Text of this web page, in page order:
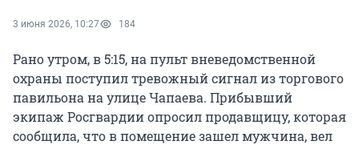
3 июня 2026, 10:27 184
Рано утром, в 5:15, на пульт вневедомственной
охраны поступил тревожный сигнал из торгового
павильона на улице Чапаева. Прибывший
экипаж Росгвардии опросил продавщицу, которая
сообщила, что в помещение зашел мужчина, вел